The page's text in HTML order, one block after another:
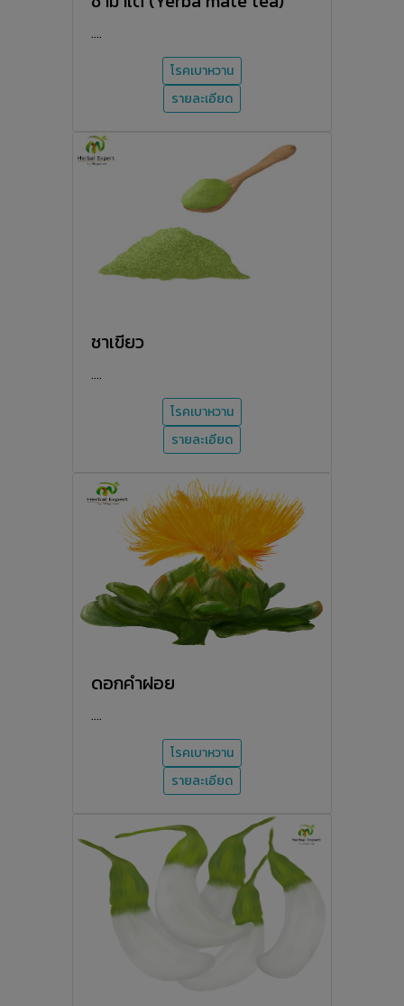
....
โรคเบาหวาน
รายละเอียด
ชาเขียว
....
โรคเบาหวาน
รายละเอียด
ดอกคำฝอย
....
โรคเบาหวาน
รายละเอียด